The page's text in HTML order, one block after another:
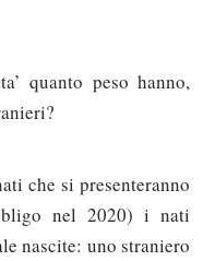
quanto peso hanno,
che si presenteranno
nel 2020) i nati
nascite: uno straniero